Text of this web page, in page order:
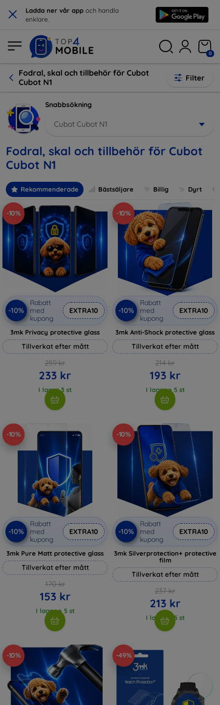
× Ladda ner vår app och handla
enklare.
0
Fodral, skal och tillbehör för Cubot
Cubot N1
Filter
Snabbsökning
Cubot Cubot N1
Fodral, skal och tillbehör för Cubot
Cubot N1
Rekommenderade Bästsäljare Billig Dyrt
-10%
-10%
Rabatt
med
kupong
EXTRA10
3mk Privacy protective glass
Tillverkat efter mått
259 kr
233 kr
I lager 3 st
-10%
-10%
Rabatt
med
kupong
EXTRA10
3mk Anti-Shock protective glass
Tillverkat efter mått
214 kr
193 kr
I lager > 5 st
-10%
-10%
Rabatt
med
kupong
EXTRA10
3mk Pure Matt protective glass
Tillverkat efter mått
170 kr
153 kr
I lager > 5 st
-10%
-10%
Rabatt
med
kupong
EXTRA10
3mk Silverprotection+ protective
film
Tillverkat efter mått
237 kr
213 kr
I lager > 5 st
-10% -49%